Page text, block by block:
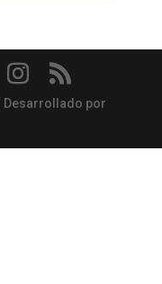
| Desarrollado por